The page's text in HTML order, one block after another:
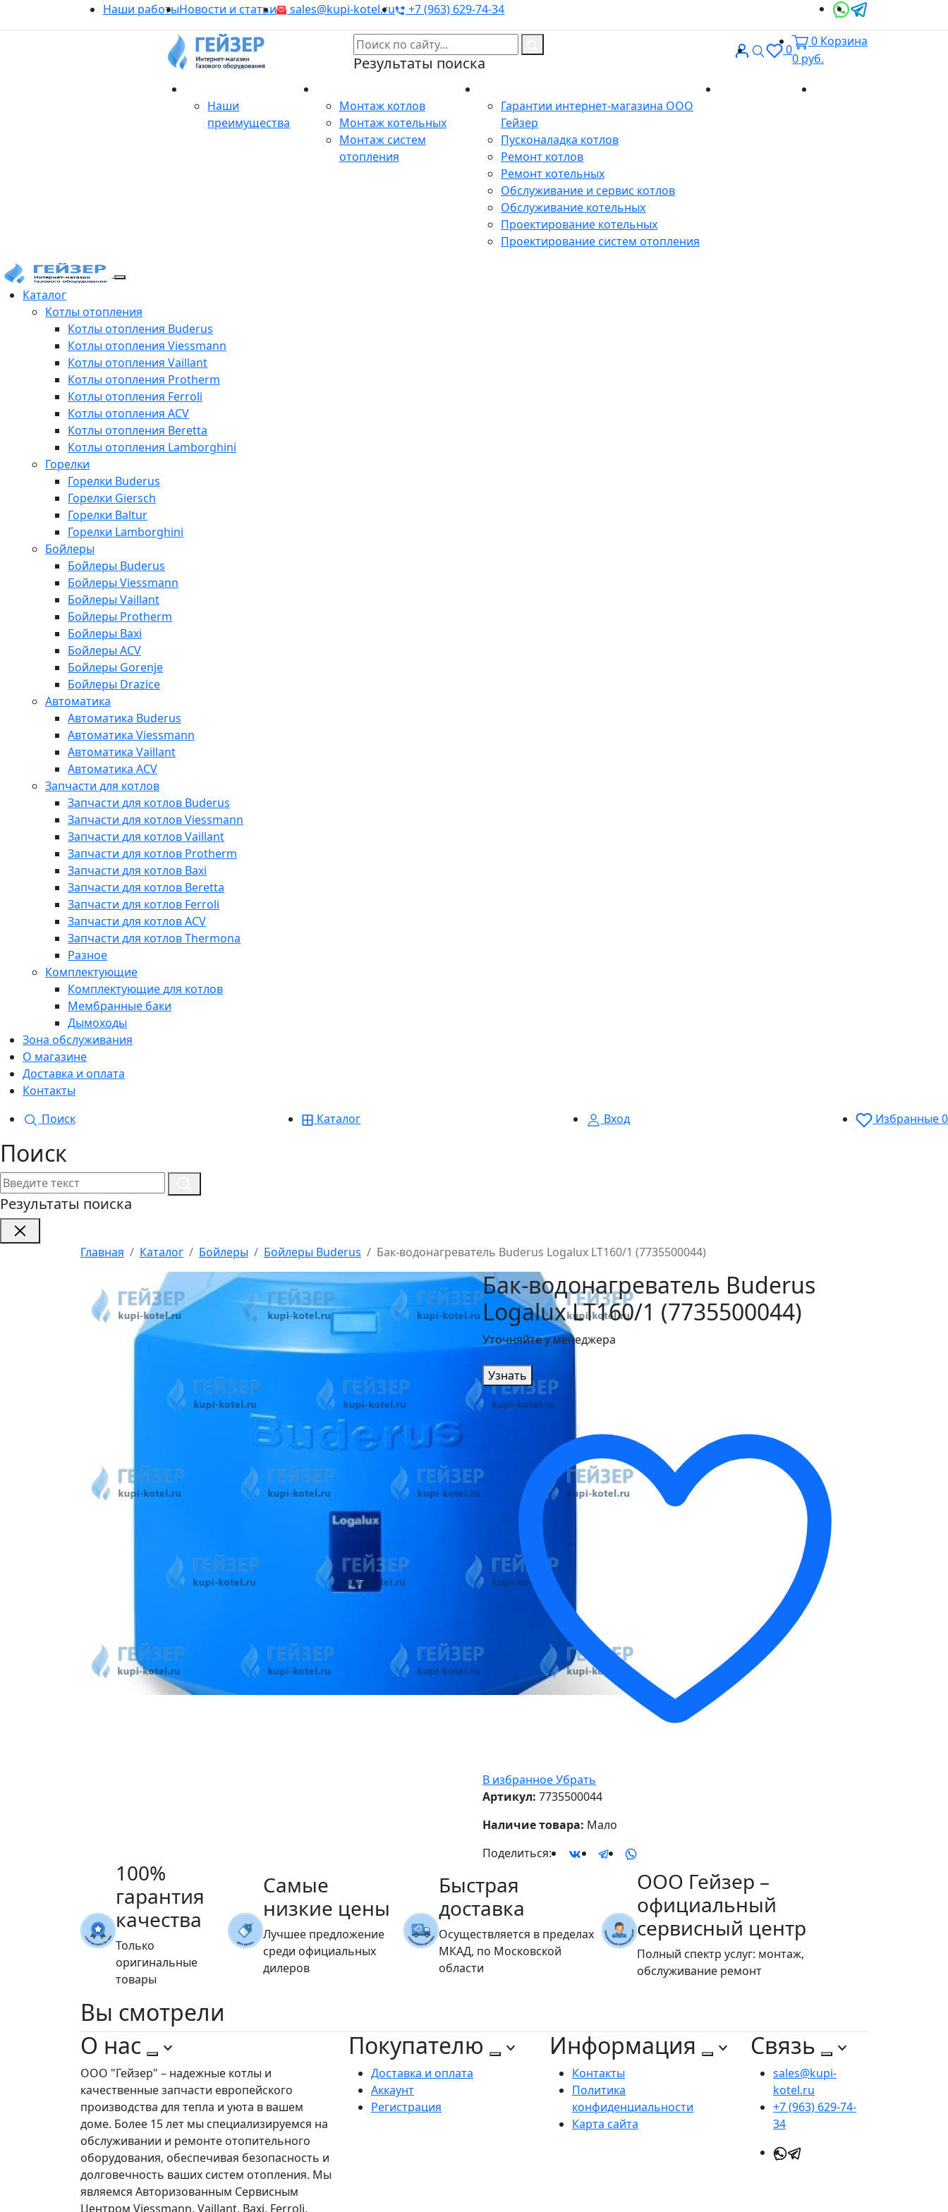
Наши работыНовости и статьи sales@kupi-kotel.ru +7 (963) 629-74-34
Результаты поиска
ВходПоиск
0
0 Корзина
0 руб.
Наши
преимущества
Монтаж котлов
Монтаж котельных
Монтаж систем
отопления
Гарантии интернет-магазина ООО
Гейзер
Пусконаладка котлов
Ремонт котлов
Ремонт котельных
Обслуживание и сервис котлов
Обслуживание котельных
Проектирование котельных
Проектирование систем отопления
Каталог
Котлы отопления
Котлы отопления Buderus
Котлы отопления Viessmann
Котлы отопления Vaillant
Котлы отопления Protherm
Котлы отопления Ferroli
Котлы отопления ACV
Котлы отопления Beretta
Котлы отопления Lamborghini
Горелки
Горелки Buderus
Горелки Giersch
Горелки Baltur
Горелки Lamborghini
Бойлеры
Бойлеры Buderus
Бойлеры Viessmann
Бойлеры Vaillant
Бойлеры Protherm
Бойлеры Baxi
Бойлеры ACV
Бойлеры Gorenje
Бойлеры Drazice
Автоматика
Автоматика Buderus
Автоматика Viessmann
Автоматика Vaillant
Автоматика ACV
Запчасти для котлов
Запчасти для котлов Buderus
Запчасти для котлов Viessmann
Запчасти для котлов Vaillant
Запчасти для котлов Protherm
Запчасти для котлов Baxi
Запчасти для котлов Beretta
Запчасти для котлов Ferroli
Запчасти для котлов ACV
Запчасти для котлов Thermona
Разное
Комплектующие
Комплектующие для котлов
Мембранные баки
Дымоходы
Зона обслуживания
О магазине
Доставка и оплата
Контакты
Поиск
Каталог Вход Избранные0
Поиск
Результаты поиска
Главная Каталог Бойлеры Бойлеры Buderus Бак-водонагреватель Buderus Logalux LT160/1 (7735500044)
Бак-водонагреватель Buderus
Logalux LT160/1 (7735500044)
Уточняйте у менеджера
Узнать
В избранноеУбрать
Артикул: 7735500044
Наличие товара: Мало
Поделиться:
100%
гарантия
качества
Только
оригинальные
товары
Самые
низкие цены
Лучшее предложение
среди официальных
дилеров
Быстрая
доставка
Осуществляется в пределах
МКАД, по Московской
области
ООО Гейзер –
официальный
сервисный центр
Полный спектр услуг: монтаж,
обслуживание ремонт
Вы смотрели
О нас
ООО "Гейзер" – надежные котлы и
качественные запчасти европейского
производства для тепла и уюта в вашем
доме. Более 15 лет мы специализируемся на
обслуживании и ремонте отопительного
оборудования, обеспечивая безопасность и
долговечность ваших систем отопления. Мы
являемся Авторизованным Сервисным
Центром Viessmann, Vaillant, Baxi, Ferroli,
Покупателю
Доставка и оплата
Аккаунт
Регистрация
Информация
Контакты
Политика
конфиденциальности
Карта сайта
Связь
sales@kupi-
kotel.ru
+7 (963) 629-74-
34